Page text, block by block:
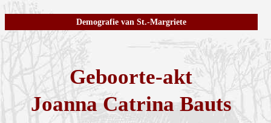
Demografie van St.-Margriete
Geboorte-akt
Joanna Catrina Bauts